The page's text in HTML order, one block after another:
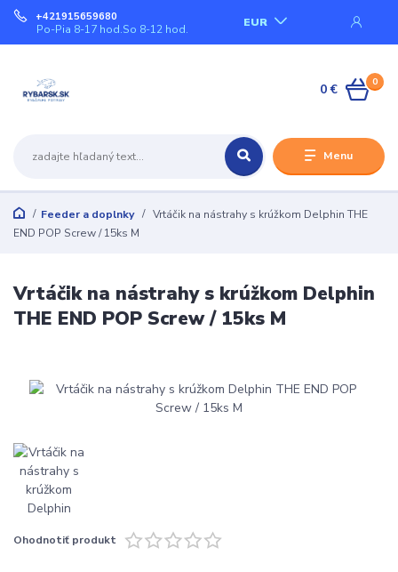
Menu
EUR
+421915659680
Po-Pia 8-17 hod.So 8-12 hod.
0
0 €
Feeder a doplnky
Vrtáčik na nástrahy s krúžkom Delphin THE
END POP Screw / 15ks M
Vrtáčik na nástrahy s krúžkom Delphin
THE END POP Screw / 15ks M
Ohodnotiť produkt